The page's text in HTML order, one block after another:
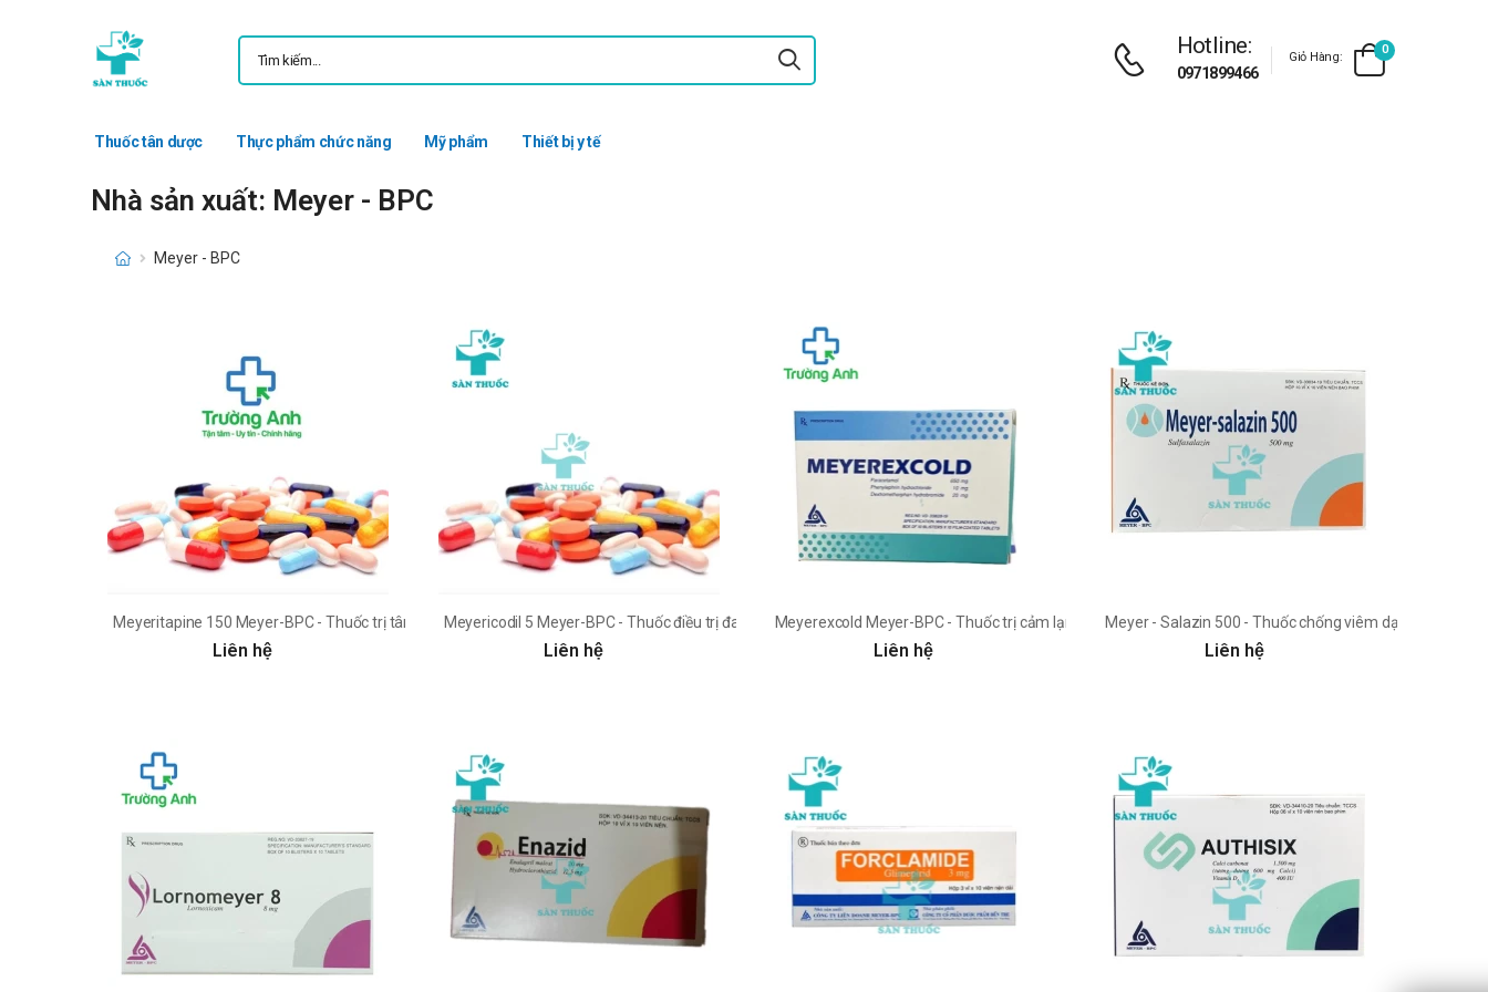
Hotline:
0971899466
Giỏ Hàng:
0
Thuốc tân dược Thực phẩm chức năng Mỹ phẩm Thiết bị y tế
Nhà sản xuất: Meyer - BPC
Meyer - BPC
Meyeritapine 150 Meyer-BPC - Thuốc trị tâm thần phân liệt dạng uống
Liên hệ
Meyericodil 5 Meyer-BPC - Thuốc điều trị đau thắt ngực
Liên hệ
Meyerexcold Meyer-BPC - Thuốc trị cảm lạnh nhanh chóng
Liên hệ
Meyer - Salazin 500 - Thuốc chống viêm dạng uống
Liên hệ